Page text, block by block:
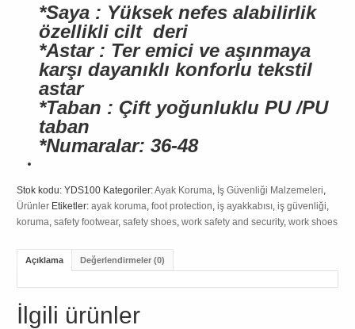
*Saya : Yüksek nefes alabilirlik
özellikli cilt deri
*Astar : Ter emici ve aşınmaya
karşı dayanıklı konforlu tekstil
astar
*Taban : Çift yoğunluklu PU /PU
taban
*Numaralar: 36-48
Stok kodu:YDS100 Kategoriler:Ayak Koruma İş Güvenliği Malzemeleri
Ürünler Etiketler:ayak koruma ,foot protection ,iş ayakkabısı ,iş güvenliği
koruma ,safety footwear,safety shoes ,work safety and security,work shoes
Açıklama Değerlendirmeler (0)
İlgili ürünler